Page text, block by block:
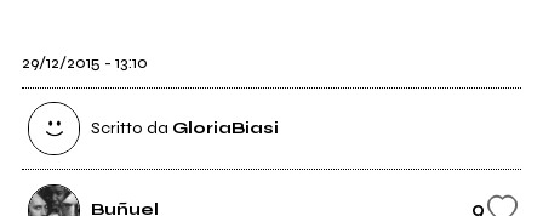
29/12/2015 - 13:10
Scritto da GloriaBiasi
Buñuel